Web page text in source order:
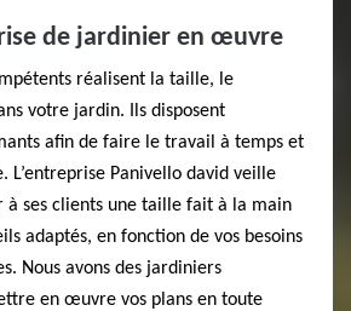
de jardinier en œuvre
réalisent la taille, le
votre jardin. Ils disposent
afin de faire le travail à temps et
L’entreprise Panivello david veille
à ses clients une taille fait à la main
adaptés, en fonction de vos besoins
Nous avons des jardiniers
en œuvre vos plans en toute